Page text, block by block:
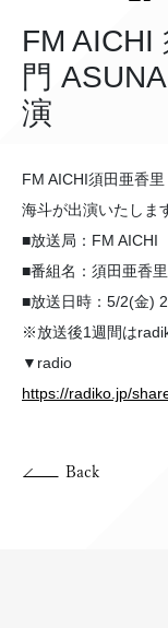
FM AICHI
門
演
FM AICHI須田亜香
海斗が出演いたしま
■放送局：FM AICHI
■番組名：須田亜香
■放送日時：5/2(金)
※放送後1週間は
▼radio
https://radiko.jp/
Back